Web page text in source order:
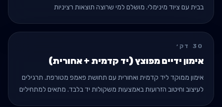
בבית עם ציוד מינימלי. מושלם למי שרוצה תוצאות רציניות
30 דק׳
אימון ידיים מפוצץ (יד קדמית + אחורית)
אימון ממוקד ליד קדמית ואחורית עם תחושת פאמפ מטורפת. תרגילים
לעיצוב וחיטוב הזרועות באמצעות משקולות יד בלבד. מתאים למתחילים